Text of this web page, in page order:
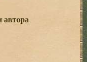
автора